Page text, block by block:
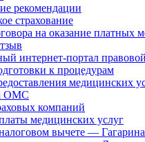
рекомендации
страхование
на оказание платных
интернет-портал
к процедурам
ОМС
компаний
медицинских услуг
вычете —